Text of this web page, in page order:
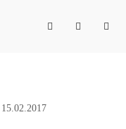
15.02.2017